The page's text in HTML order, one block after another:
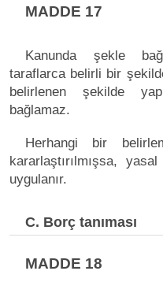
MADDE 17
Kanunda şekle
taraflarca belirli bir
belirlenen şekilde
bağlamaz.
Herhangi bir
kararlaştırılmışsa,
uygulanır.
C. Borç tanıması
MADDE 18